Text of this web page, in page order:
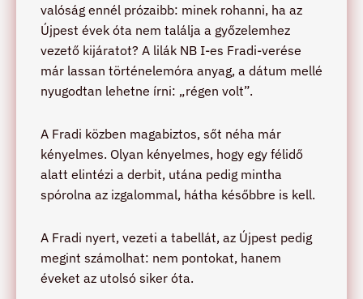
valóság ennél prózaibb: minek rohanni, ha az
Újpest évek óta nem találja a győzelemhez
vezető kijáratot? A lilák NB I-es Fradi-verése
már lassan történelemóra anyag, a dátum mellé
nyugodtan lehetne írni: „régen volt”.
A Fradi közben magabiztos, sőt néha már
kényelmes. Olyan kényelmes, hogy egy félidő
alatt elintézi a derbit, utána pedig mintha
spórolna az izgalommal, hátha későbbre is kell.
A Fradi nyert, vezeti a tabellát, az Újpest pedig
megint számolhat: nem pontokat, hanem
éveket az utolsó siker óta.